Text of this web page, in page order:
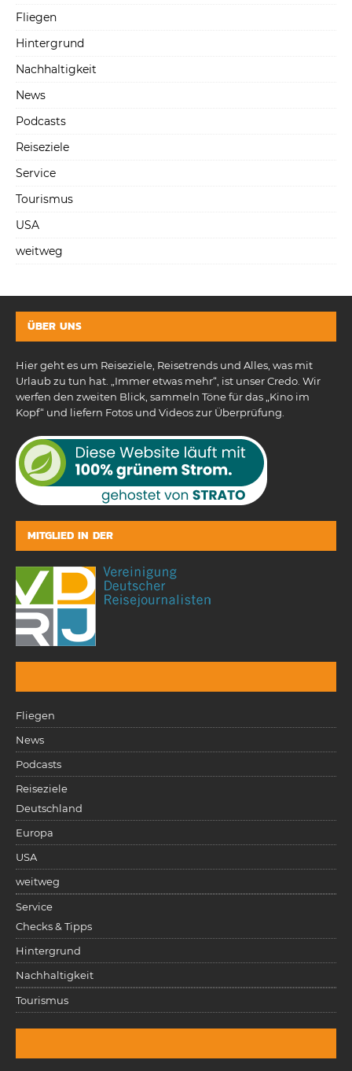
Fliegen
Hintergrund
Nachhaltigkeit
News
Podcasts
Reiseziele
Service
Tourismus
USA
weitweg
ÜBER UNS
Hier geht es um Reiseziele, Reisetrends und Alles, was mit
Urlaub zu tun hat. „Immer etwas mehr“, ist unser Credo. Wir
werfen den zweiten Blick, sammeln Töne für das „Kino im
Kopf“ und liefern Fotos und Videos zur Überprüfung.
MITGLIED IN DER
Fliegen
News
Podcasts
Reiseziele
Deutschland
Europa
USA
weitweg
Service
Checks & Tipps
Hintergrund
Nachhaltigkeit
Tourismus